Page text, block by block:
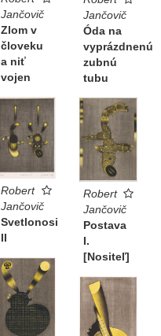
Jančovič
Zlom v
človeku
a niť
vojen
Jančovič
Óda na
vyprázdnenú
zubnú
tubu
Robert
Jančovič
Svetlonosi
II
Robert
Jančovič
Postava
I.
[Nositeľ]